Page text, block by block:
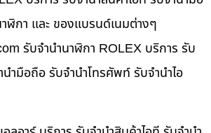
ฬิกา และ ของแบรนด์เนมต่างๆ
รับจำนำนาฬิกา ROLEX บริการ รับ
นำมือถือ รับจำนำโทรศัพท์ รับจำนำไอ